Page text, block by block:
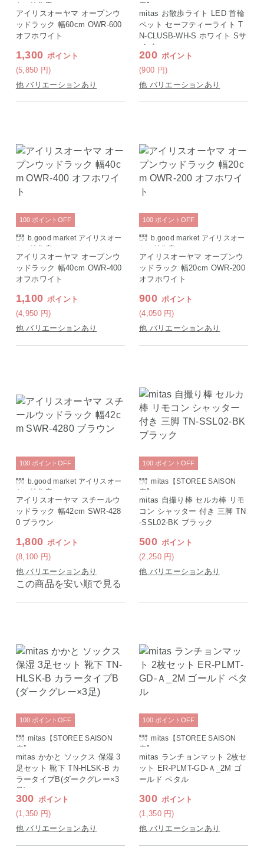
ヤマ特集店
アイリスオーヤマ オープンウ
ッドラック 幅60cm OWR-600
オフホワイト
1,300 ポイント
(5,850 円)
他 バリエーションあり
店】
mitas お散歩ライト LED 首輪
ペット セーフティーライト T
N-CLUSB-WH-S ホワイト Sサ
イズ
200 ポイント
(900 円)
他 バリエーションあり
b.good market アイリスオー
ヤマ特集店
アイリスオーヤマ オープンウ
ッドラック 幅40cm OWR-400
オフホワイト
1,100 ポイント
(4,950 円)
100 ポイント OFF
他 バリエーションあり
b.good market アイリスオー
ヤマ特集店
アイリスオーヤマ オープンウ
ッドラック 幅20cm OWR-200
オフホワイト
900 ポイント
(4,050 円)
100 ポイント OFF
他 バリエーションあり
b.good market アイリスオー
ヤマ特集店
アイリスオーヤマ スチールウ
ッドラック 幅42cm SWR-428
0 ブラウン
1,800 ポイント
(8,100 円)
100 ポイント OFF
他 バリエーションあり
この商品を安い順で見る
mitas【STOREE SAISON
店】
mitas 自撮り棒 セルカ棒 リモ
コン シャッター 付き 三脚 TN
-SSL02-BK ブラック
500 ポイント
(2,250 円)
100 ポイント OFF
他 バリエーションあり
mitas【STOREE SAISON
店】
mitas かかと ソックス 保湿 3
足セット 靴下 TN-HLSK-B カ
ラータイプB(ダークグレー×3
足)
300 ポイント
(1,350 円)
100 ポイント OFF
他 バリエーションあり
mitas【STOREE SAISON
店】
mitas ランチョンマット 2枚セ
ット ER-PLMT-GD-Ａ_2M ゴ
ールド ペタル
300 ポイント
(1,350 円)
100 ポイント OFF
他 バリエーションあり